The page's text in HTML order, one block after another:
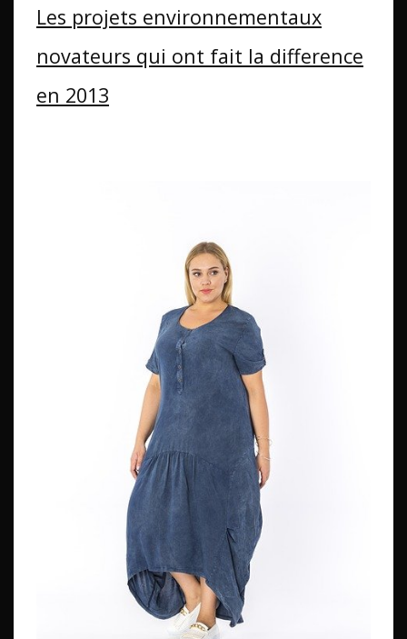
Les projets environnementaux
novateurs qui ont fait la difference
en 2013